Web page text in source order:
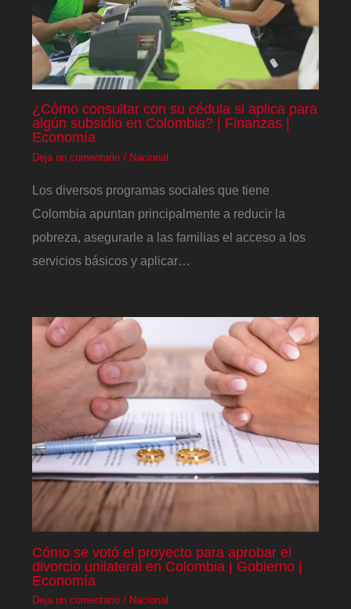
¿Cómo consultar con su cédula si aplica para
algún subsidio en Colombia? | Finanzas |
Economía
Deja un comentario / Nacional
Los diversos programas sociales que tiene
Colombia apuntan principalmente a reducir la
pobreza, asegurarle a las familias el acceso a los
servicios básicos y aplicar…
Cómo se votó el proyecto para aprobar el
divorcio unilateral en Colombia | Gobierno |
Economía
Deja un comentario / Nacional